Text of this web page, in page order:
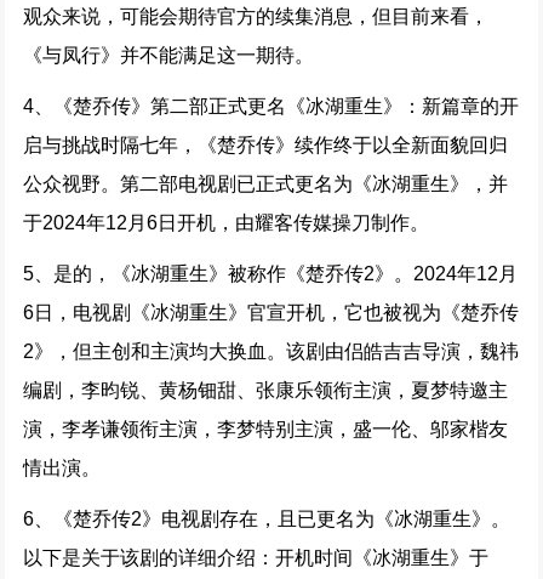
观众来说，可能会期待官方的续集消息，但目前来看，
《与凤行》并不能满足这一期待。
4、《楚乔传》第二部正式更名《冰湖重生》：新篇章的开
启与挑战时隔七年，《楚乔传》续作终于以全新面貌回归
公众视野。第二部电视剧已正式更名为《冰湖重生》，并
于2024年12月6日开机，由耀客传媒操刀制作。
5、是的，《冰湖重生》被称作《楚乔传2》。2024年12月
6日，电视剧《冰湖重生》官宣开机，它也被视为《楚乔传
2》，但主创和主演均大换血。该剧由侣皓吉吉导演，魏祎
编剧，李昀锐、黄杨钿甜、张康乐领衔主演，夏梦特邀主
演，李孝谦领衔主演，李梦特别主演，盛一伦、邬家楷友
情出演。
6、《楚乔传2》电视剧存在，且已更名为《冰湖重生》。
以下是关于该剧的详细介绍：开机时间《冰湖重生》于